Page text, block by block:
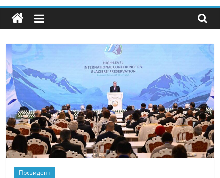
Президент